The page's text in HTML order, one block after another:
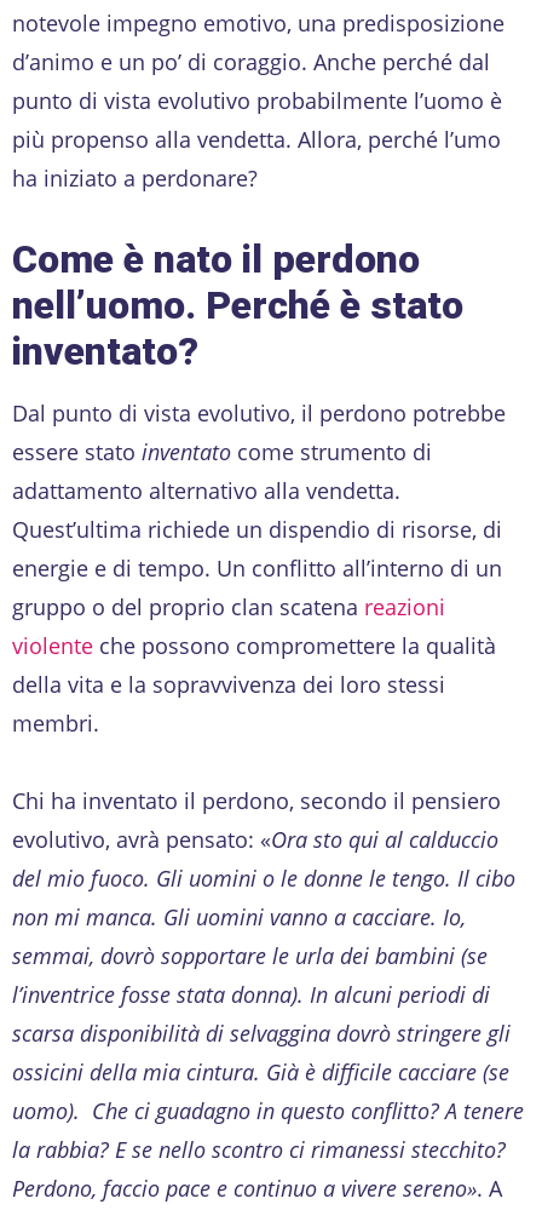
notevole impegno emotivo, una predisposizione
d’animo e un po’ di coraggio. Anche perché dal
punto di vista evolutivo probabilmente l’uomo è
più propenso alla vendetta. Allora, perché l’umo
ha iniziato a perdonare?
Come è nato il perdono
nell’uomo. Perché è stato
inventato?
Dal punto di vista evolutivo, il perdono potrebbe
essere stato inventato come strumento di
adattamento alternativo alla vendetta.
Quest’ultima richiede un dispendio di risorse, di
energie e di tempo. Un conflitto all’interno di un
gruppo o del proprio clan scatena reazioni
violente che possono compromettere la qualità
della vita e la sopravvivenza dei loro stessi
membri.
Chi ha inventato il perdono, secondo il pensiero
evolutivo, avrà pensato: «Ora sto qui al calduccio
del mio fuoco. Gli uomini o le donne le tengo. Il cibo
non mi manca. Gli uomini vanno a cacciare. Io,
semmai, dovrò sopportare le urla dei bambini (se
l’inventrice fosse stata donna). In alcuni periodi di
scarsa disponibilità di selvaggina dovrò stringere gli
ossicini della mia cintura. Già è difficile cacciare (se
uomo). Che ci guadagno in questo conflitto? A tenere
la rabbia? E se nello scontro ci rimanessi stecchito?
Perdono, faccio pace e continuo a vivere sereno». A